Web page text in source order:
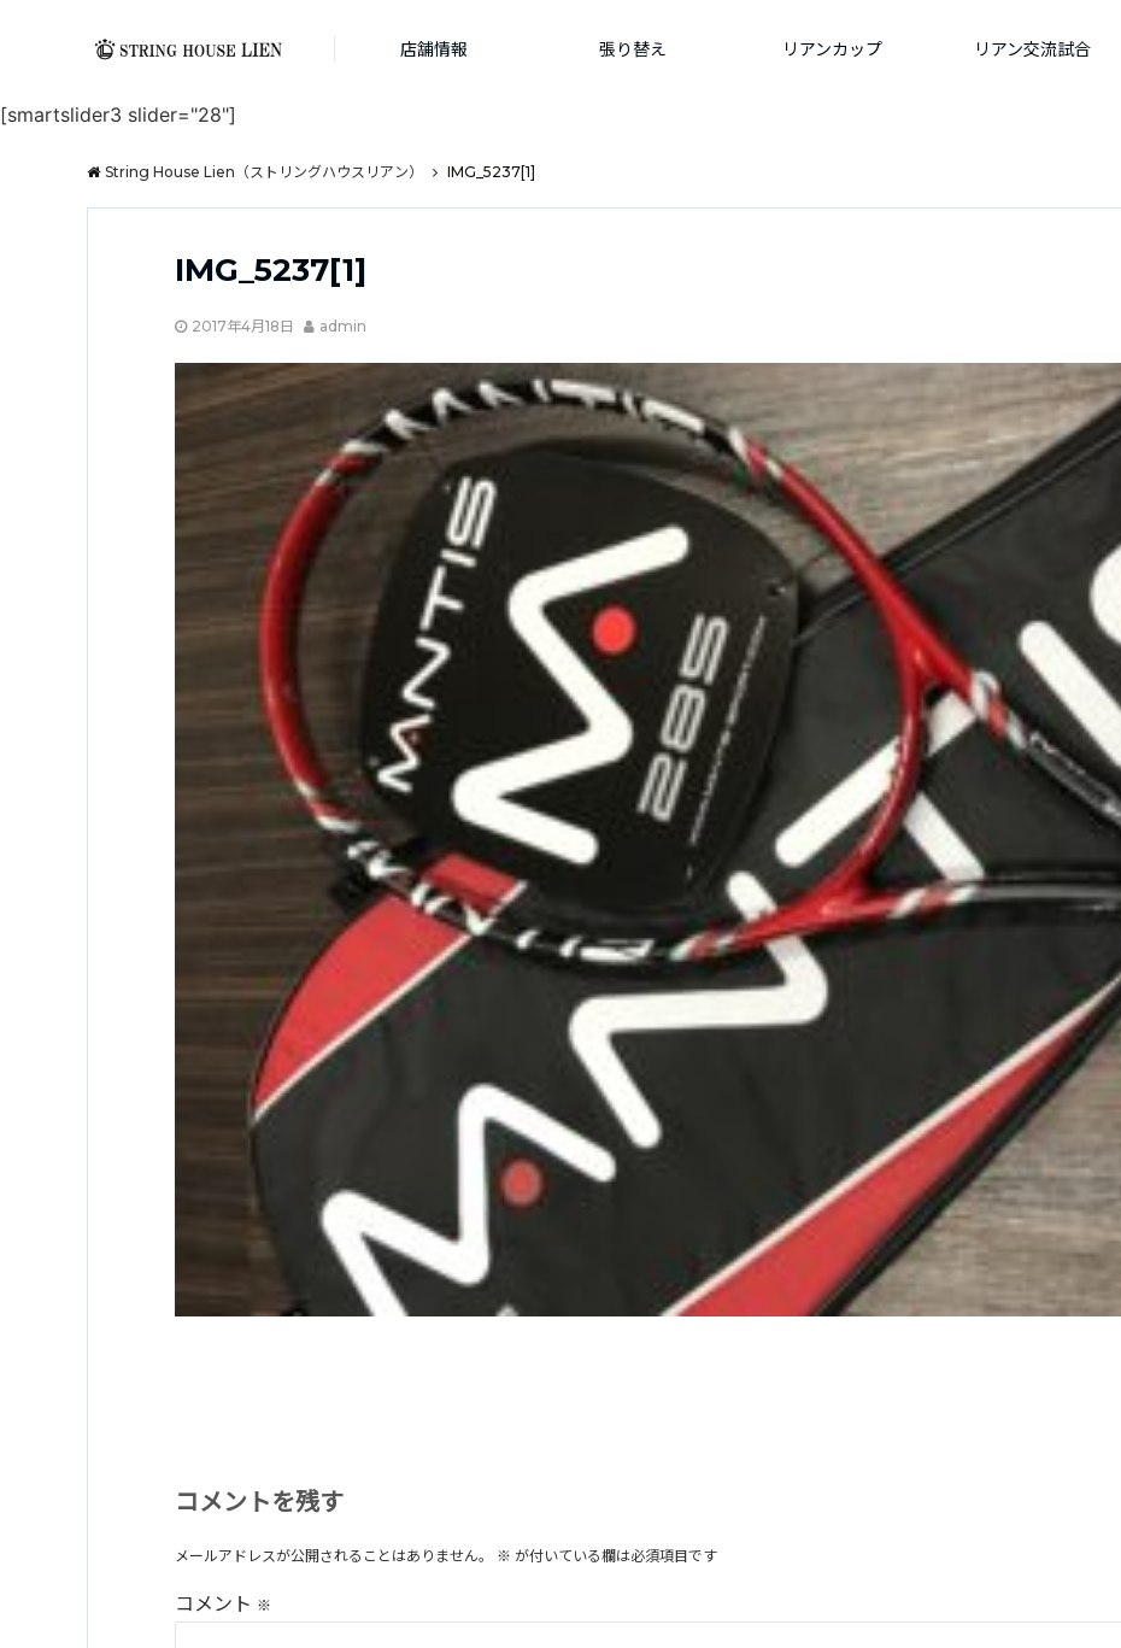
店舗情報 張り替え リアンカップ リアン交流試合
[smartslider3 slider="28"]
String House Lien（ストリングハウスリアン） IMG_5237[1]
IMG_5237[1]
2017年4月18日 admin
コメントを残す
メールアドレスが公開されることはありません。 ※ が付いている欄は必須項目です
コメント ※